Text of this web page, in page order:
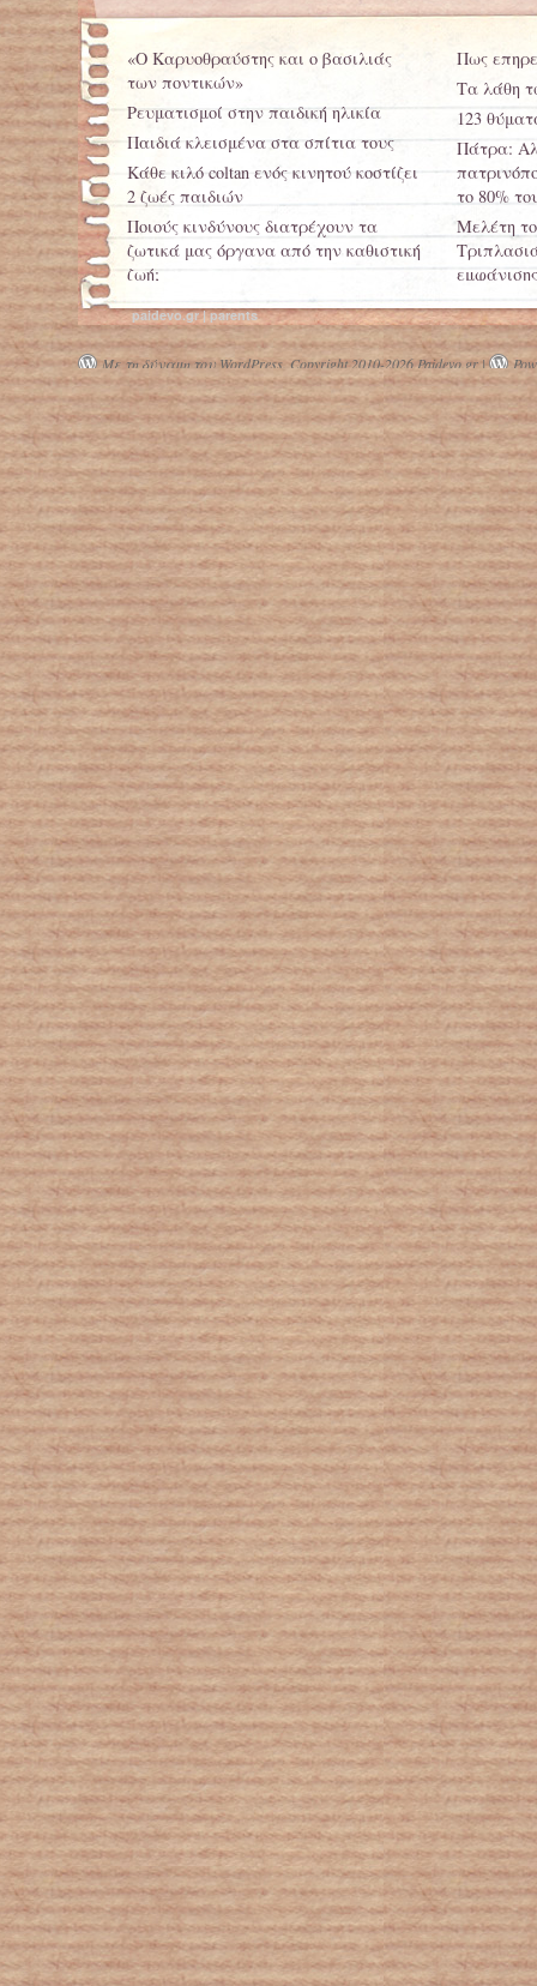
«Ο Καρυοθραύστης και ο βασιλιάς
των ποντικών»
Ρευματισμοί στην παιδική ηλικία
Παιδιά κλεισμένα στα σπίτια τους
Κάθε κιλό coltan ενός κινητού κοστίζει
2 ζωές παιδιών
Ποιούς κινδύνους διατρέχουν τα
ζωτικά μας όργανα από την καθιστική
ζωή;
Πως
Τα λάθη
123
Πάτρα:
το 80%
Μελέτη
paidevo.gr | parents
Με τη δύναμη του WordPress. Copyright 2010-2026 Paidevo.gr |